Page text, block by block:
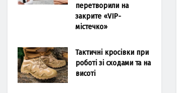
перетворили на
закрите «VIP-
містечко»
Тактичні кросівки при
роботі зі сходами та на
висоті